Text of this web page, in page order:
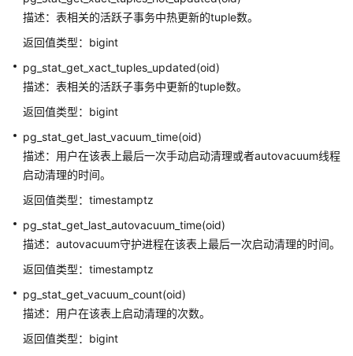
和
操
符
聚
函
数
窗
函
数
全
函
数
描述：表相关的活跃子事务中热更新的tuple数。
返回值类型：bigint
pg_stat_get_xact_tuples_updated(oid)
描述：表相关的活跃子事务中更新的tuple数。
返回值类型：bigint
pg_stat_get_last_vacuum_time(oid)
描述：用户在该表上最后一次手动启动清理或者autovacuum线程
启动清理的时间。
返回值类型：timestamptz
pg_stat_get_last_autovacuum_time(oid)
描述：autovacuum守护进程在该表上最后一次启动清理的时间。
返回值类型：timestamptz
pg_stat_get_vacuum_count(oid)
描述：用户在该表上启动清理的次数。
返回值类型：bigint